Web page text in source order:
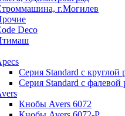
г.Могилев
Deco
Серия Standard с круглой
Серия Standard с фалевой
Кнобы Avers 6072